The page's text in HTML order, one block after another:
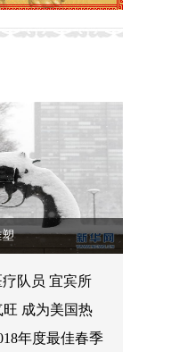
疗队员 宜宾所
成为美国热
年度最佳春季